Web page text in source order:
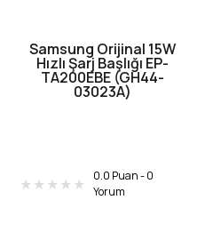
Samsung Orijinal 15W
Hızlı Şarj Başlığı EP-
TA200EBE (GH44-
03023A)
0.0 Puan - 0
Yorum